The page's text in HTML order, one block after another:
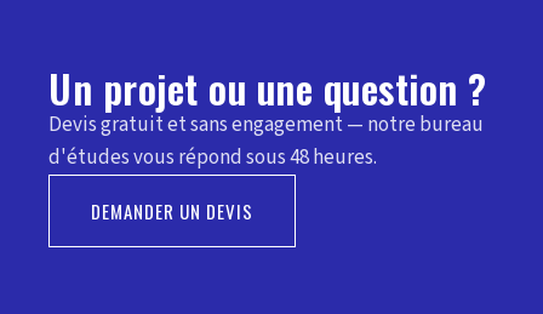
Un projet ou une question ?
Devis gratuit et sans engagement — notre bureau
d'études vous répond sous 48 heures.
DEMANDER UN DEVIS